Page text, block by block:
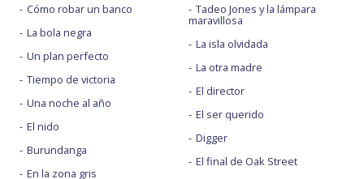
Cómo robar un banco
La bola negra
Un plan perfecto
Tiempo de victoria
Una noche al año
El nido
Burundanga
En la zona gris
Tadeo Jones y la lámpara
maravillosa
La isla olvidada
La otra madre
El director
El ser querido
Digger
El final de Oak Street